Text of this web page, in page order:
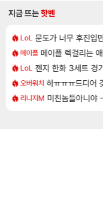
지금 뜨는핫벤
LoL 문도가 너무 후진입
메이플 메이플 렉걸리는
LoL 젠지 한화 3세트 경
오버워치 하ㅠㅠㅠ드디어
리니지M 미친놈들아니야
여행 7년만에 가족여행을
아스오라 「에린」 컨셉 포
비스트 쿠를 먼저 보내서
해외겜 스위치2판 ‘몬헌
리싱크드 리싱크드 1.06